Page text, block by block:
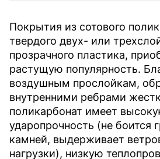
Покрытия из сотового
твердого двух- или
прозрачного пластика,
растущую популярность.
воздушным прослойкам,
внутренними ребрами
поликарбонат имеет
ударопрочность (не боится
камней, выдерживает
нагрузки), низкую